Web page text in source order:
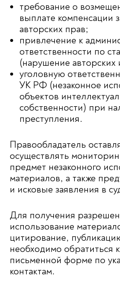
требование о
выплате компенсации
авторских прав;
привлечение к
ответственности по
(нарушение
уголовную
УК РФ (незаконное
объектов
собственности) при
преступления.
Правообладатель
осуществлять
предмет незаконного
материалов, а также
и исковые заявления в
Для получения
использование
цитирование,
необходимо обратиться
письменной форме по
контактам.